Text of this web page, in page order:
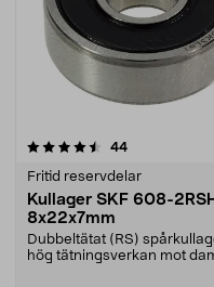
44recensioner
Fritid reservdelar
Kullager SKF 608-
8x22x7mm
Dubbeltätat (RS)
hög tätningsverkan mot
4.0av 5 stjärnor